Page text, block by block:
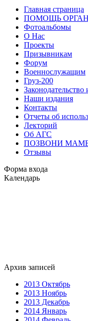
Главная страница
ПОМОЩЬ
Фотоальбомы
О Нас
Проекты
Призывникам
Форум
Военнослужащим
Груз-200
Законодательство
Наши издания
Контакты
Отчеты об
Лекторий
Об АГС
ПОЗВОНИ
Отзывы
Форма входа
Календарь
Архив записей
2013 Октябрь
2013 Ноябрь
2013 Декабрь
2014 Январь